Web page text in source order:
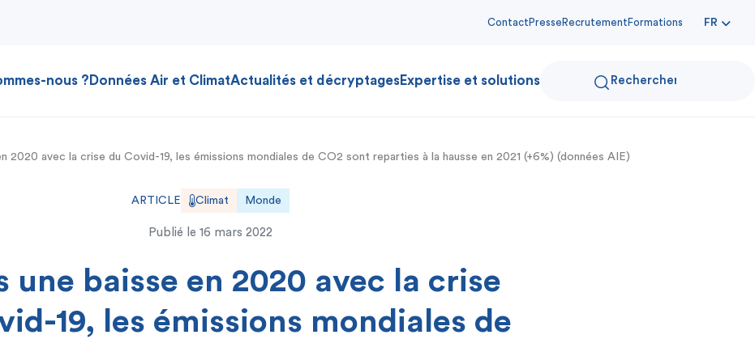
Contact Presse Recrutement Formations FR
nous ? Données Air et ClimatActualités et décryptagesExpertise et solutions
2020 avec la crise du Covid-19, les émissions mondiales de CO2 sont reparties à la hausse en 2021 (+6%) (données AIE)
ARTICLE Climat Monde
Publié le 16 mars 2022
une baisse en 2020 avec la crise
19, les émissions mondiales de